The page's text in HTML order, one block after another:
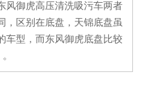
风御虎高压清洗吸污车两者
，区别在底盘，天锦底盘虽
车型，而东风御虎底盘比较